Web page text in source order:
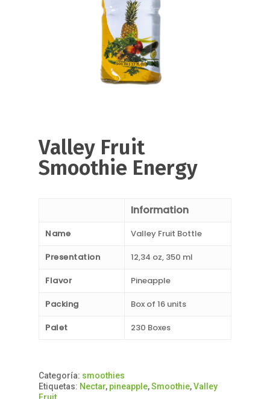
Valley Fruit
Smoothie Energy
Information
Name Valley Fruit Bottle
Presentation 12,34 oz, 350 ml
Flavor Pineapple
Packing Box of 16 units
Palet 230 Boxes
Categoría: smoothies
Etiquetas: Nectar, pineapple,Smoothie,Valley